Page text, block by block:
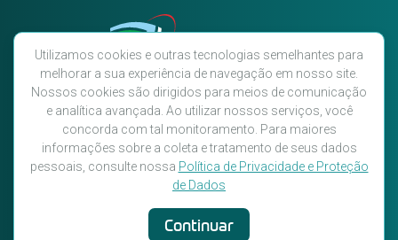
Você ainda não segue a AVAEC
nas redes sociais? Então siga-nos!
Utilizamos cookies e outras tecnologias semelhantes para
melhorar a sua experiência de navegação em nosso site.
Nossos cookies são dirigidos para meios de comunicação
e analítica avançada. Ao utilizar nossos serviços, você
concorda com tal monitoramento. Para maiores
informações sobre a coleta e tratamento de seus dados
pessoais, consulte nossa Política de Privacidade e Proteção
de Dados
Continuar